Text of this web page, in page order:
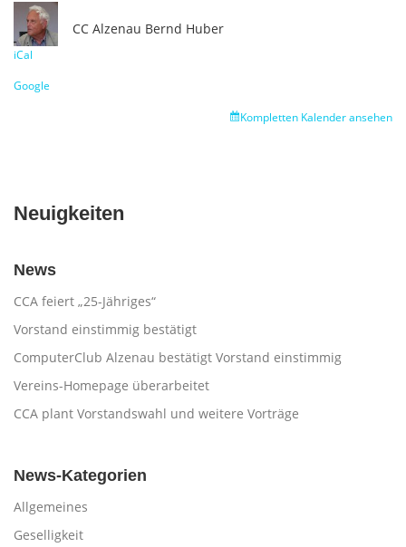
CC Alzenau Bernd Huber
iCal
Google
Kompletten Kalender ansehen
Neuigkeiten
News
CCA feiert „25-Jähriges“
Vorstand einstimmig bestätigt
ComputerClub Alzenau bestätigt Vorstand einstimmig
Vereins-Homepage überarbeitet
CCA plant Vorstandswahl und weitere Vorträge
News-Kategorien
Allgemeines
Geselligkeit